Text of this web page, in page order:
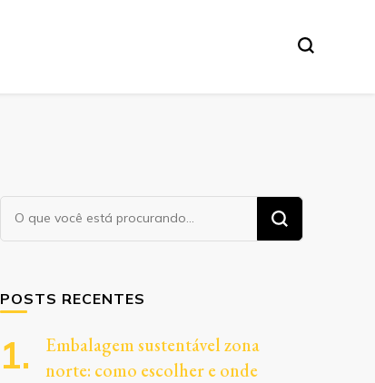
Procurando
algo?
POSTS RECENTES
Embalagem sustentável zona
norte: como escolher e onde